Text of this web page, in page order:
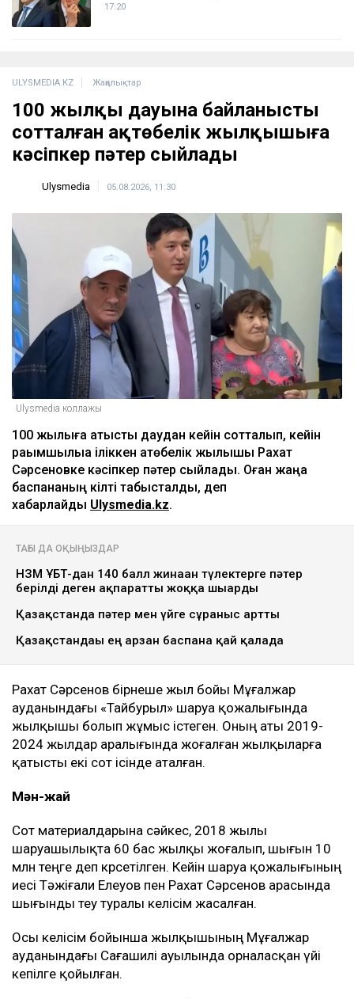
17:20
ULYSMEDIA.KZ Жаңалықтар
100 жылқы дауына байланысты
сотталған ақтөбелік жылқышыға
кәсіпкер пәтер сыйлады
Ulysmedia 05.08.2026, 11:30
Ulysmedia коллажы
100 жылқыға қатысты даудан кейін сотталып, кейін
рақымшылыққа іліккен ақтөбелік жылқышы Рахат
Сәрсеновке кәсіпкер пәтер сыйлады. Оған жаңа
баспананың кілті табысталды, деп
хабарлайды Ulysmedia.kz.
ТАҒЫ ДА ОҚЫҢЫЗДАР
НЗМ ҰБТ-дан 140 балл жинаған түлектерге пәтер
берілді деген ақпаратты жоққа шығарды
Қазақстанда пәтер мен үйге сұраныс артты
Қазақстандағы ең арзан баспана қай қалада
Рахат Сәрсенов бірнеше жыл бойы Мұғалжар
ауданындағы «Тайбурыл» шаруа қожалығында
жылқышы болып жұмыс істеген. Оның аты 2019-
2024 жылдар аралығында жоғалған жылқыларға
қатысты екі сот ісінде аталған.
Мән-жай
Сот материалдарына сәйкес, 2018 жылы
шаруашылықта 60 бас жылқы жоғалып, шығын 10
млн теңге деп көрсетілген. Кейін шаруа қожалығының
иесі Тәжіғали Елеуов пен Рахат Сәрсенов арасында
шығынды өтеу туралы келісім жасалған.
Осы келісім бойынша жылқышының Мұғалжар
ауданындағы Сағашилі ауылында орналасқан үйі
кепілге қойылған.